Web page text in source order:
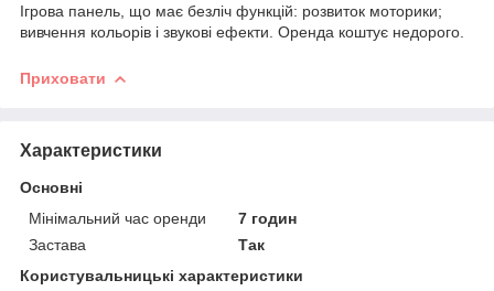
Ігрова панель, що має безліч функцій: розвиток моторики;
вивчення кольорів і звукові ефекти. Оренда коштує недорого.
Приховати
Характеристики
Основні
Мінімальний час оренди
7 годин
Застава
Так
Користувальницькі характеристики